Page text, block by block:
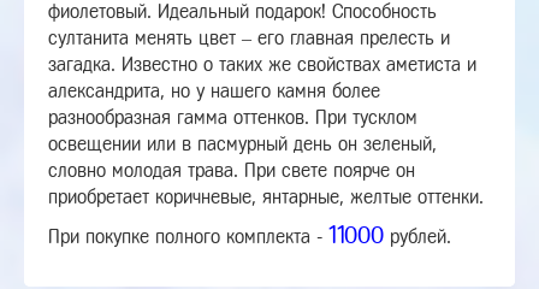
фиолетовый. Идеальный подарок! Способность
султанита менять цвет – его главная прелесть и
загадка. Известно о таких же свойствах аметиста и
александрита, но у нашего камня более
разнообразная гамма оттенков. При тусклом
освещении или в пасмурный день он зеленый,
словно молодая трава. При свете поярче он
приобретает коричневые, янтарные, желтые оттенки.
При покупке полного комплекта - 11000 рублей.